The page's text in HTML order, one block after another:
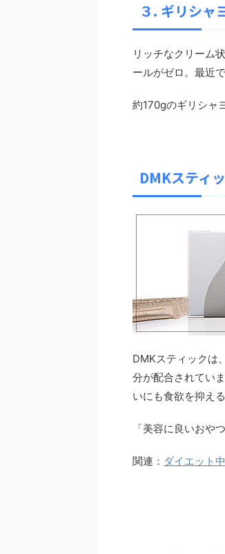
３. ギリシャ
リッチなクリーム
ールがゼロ。最近
約170gのギリシャ
DMKスティ
DMKスティックは
分が配合されてい
いにも食欲を抑え
「美容に良いおや
関連： ダイエット